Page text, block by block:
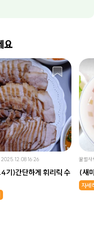
요
2025.12.08 16:26
기)간단하게 휘리릭 수
꿀벌사
(새
자세